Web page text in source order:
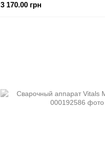
3 170.00 грн